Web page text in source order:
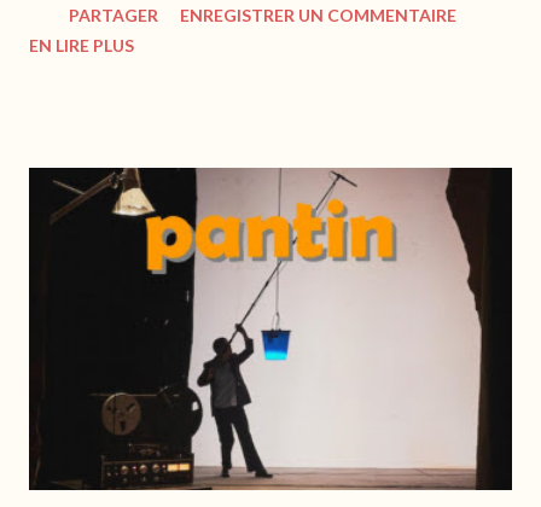
peur de rien. Et si finalement Lilly lui ressemblait ?
https://www.fabert.com Lilly est une petite fille à part, peu sûre
d'apprentissage ? Lilly nous ouvre les portes de son univers
fertile et créatif à l'intérieur duquel elle donne libre cours à son
imagination. On partage ainsi son quotidien avec ses peurs, ses
angoisses et ses prédispositions. On s'attache à cette petite
voix infiniment lucide et mature pour son jeune âge. C...
PARTAGER
ENREGISTRER UN COMMENTAIRE
EN LIRE PLUS